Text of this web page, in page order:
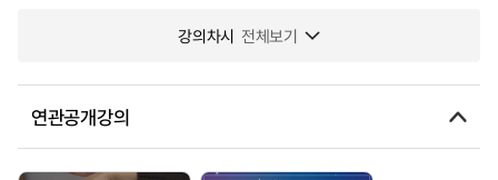
강의차시 전체보기
연관공개강의